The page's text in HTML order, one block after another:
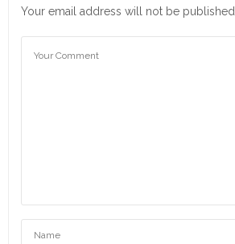
Your email address will not be published.